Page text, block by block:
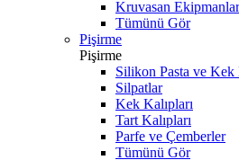
Kruvasan
Tümünü Gör
Pişirme
Pişirme
Silikon Pasta ve Kek
Silpatlar
Kek Kalıpları
Tart Kalıpları
Parfe ve Çemberler
Tümünü Gör